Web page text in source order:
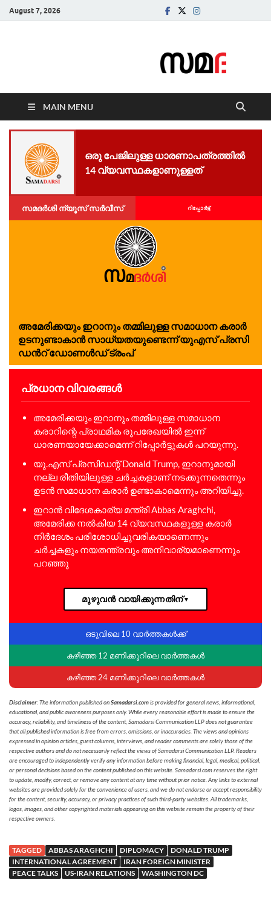
August 7, 2026
MAIN MENU
ഒ​​​​​​രു പേ​​​​​​ജി​​​​​​ലു​​​​​​ള്ള ധാ​​​​​​ര​​​​​​ണാ​​​​​​പ​​​​​​ത്ര​​​​​​ത്തി​​​​​​ൽ
14 വ്യ​​​​​​വ​​​​​​സ്ഥ​​​​​​ക​​​ളാ​​​ണു​​​ള്ള​​​ത്
സമദർശി ന്യൂസ് സർവീസ് റിപ്പോര്‍ട്ട്
അ​​​മേ​​​രി​​​ക്ക​​​യും ഇ​​​റാ​​​നും ത​​​മ്മി​​​ലു​​​ള്ള സ​​​മാ​​​ധാ​​​ന ക​​​രാ​​​ർ
ഉ​​​ട​​​നു​​​ണ്ടാ​​​കാ​​​ൻ സാ​​​ധ്യ​​​ത​​​യു​​​ണ്ടെ​​​ന്ന് യു​​​എ​​​സ് പ്ര​​​സി​​​
ഡ​​​ന്‍റ് ഡോ​​​ണ​​​ൾ​​​ഡ് ട്രം​​​പ്
പ്രധാന വിവരങ്ങൾ
അമേരിക്കയും ഇറാനും തമ്മിലുള്ള സമാധാന
കരാറിന്റെ പ്രാഥമിക രൂപരേഖയിൽ ഇന്ന്
ധാരണയായേക്കാമെന്ന് റിപ്പോർട്ടുകൾ പറയുന്നു.
യു.എസ് പ്രസിഡന്റ് Donald Trump, ഇറാനുമായി
നല്ല രീതിയിലുള്ള ചർച്ചകളാണ് നടക്കുന്നതെന്നും
ഉടൻ സമാധാന കരാർ ഉണ്ടാകാമെന്നും അറിയിച്ചു.
ഇറാൻ വിദേശകാര്യ മന്ത്രി Abbas Araghchi,
അമേരിക്ക നൽകിയ 14 വ്യവസ്ഥകളുള്ള കരാർ
നിർദേശം പരിശോധിച്ചുവരികയാണെന്നും
ചർച്ചകളും നയതന്ത്രവും അനിവാര്യമാണെന്നും
പറഞ്ഞു
മുഴുവൻ വായിക്കുന്നതിന്▼
ഒടുവിലെ 10 വാർത്തകൾക്ക്
കഴിഞ്ഞ 12 മണിക്കൂറിലെ വാർത്തകൾ
കഴിഞ്ഞ 24 മണിക്കൂറിലെ വാർത്തകൾ
Disclaimer: The information published onSamadarsi.comis provided for general news, informational,
educational, and public awareness purposes only. While every reasonable effort is made to ensure the
accuracy, reliability, and timeliness of the content, Samadarsi Communication LLP does not guarantee
that all published information is free from errors, omissions, or inaccuracies. The views and opinions
expressed in opinion articles, guest columns, interviews, and reader comments are solely those of the
respective authors and do not necessarily reflect the views of Samadarsi Communication LLP. Readers
are encouraged to independently verify any information before making financial, legal, medical, political,
or personal decisions based on the content published on this website. Samadarsi.com reserves the right
to update, modify, correct, or remove any content at any time without prior notice. Any links to external
websites are provided solely for the convenience of users, and we do not endorse or accept responsibility
for the content, security, accuracy, or privacy practices of such third-party websites. All trademarks,
logos, images, and other copyrighted materials appearing on this website remain the property of their
respective owners.
TAGGED ABBAS ARAGHCHI DIPLOMACY
DONALD TRUMP
INTERNATIONAL AGREEMENT
IRAN FOREIGN MINISTER
PEACE TALKS
US-IRAN RELATIONS WASHINGTON DC